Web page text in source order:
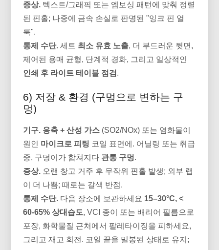
증상. 텍스트/그래픽 또는 엠보싱 패턴에 맞춰 정렬
된 핀홀; 나중에 금속 손실로 판명된 "잉크 핀 얼
룩".
통제 수단. 세트 최소 유효 노출, 더 부드러운 뒷면,
제어된 용매 균형, 단계적 경화, 그리고 일상적인
인쇄 후 라이트 테이블 점검 .
6) 저장 & 환경 (구멍으로 변하는 구
멍)
기구. 응축 + 산성 가스 (SO2/NOx) 또는 염화물이
원인 마이크로 피팅 코일 표면에. 어닐링 또는 취급
중, 구덩이가 합쳐지다 관통 구멍.
증상. 오랜 창고 거주 후 무작위 핀홀 발생; 외부 랩
이 더 나쁨; 때로는 갈색 반점.
통제 수단. 다음 장소에 보관하세요 15–30°C, <
60-65% 상대습도, VCI 종이 또는 배리어 필름으로
포장, 화학물질 근처에서 팔레타이징을 피하세요,
그리고 재고 회전. 코일 끝을 밀봉된 상태로 유지;